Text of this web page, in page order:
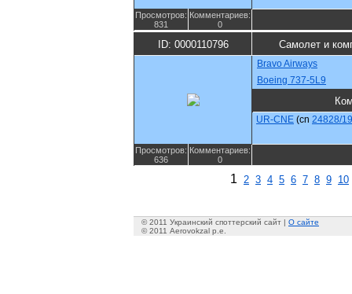
Просмотров:
831
Комментариев:
0
ID: 0000110796 Самолет и
Bravo Airways
Boeing 737-5L9
UR-CNE (cn 24828/
Просмотров:
636
Комментариев:
0
1 2 3 4 5 6 7 8 9 10
© 2011 Украинский споттерский сайт | О сайте
© 2011 Aerovokzal p.e.